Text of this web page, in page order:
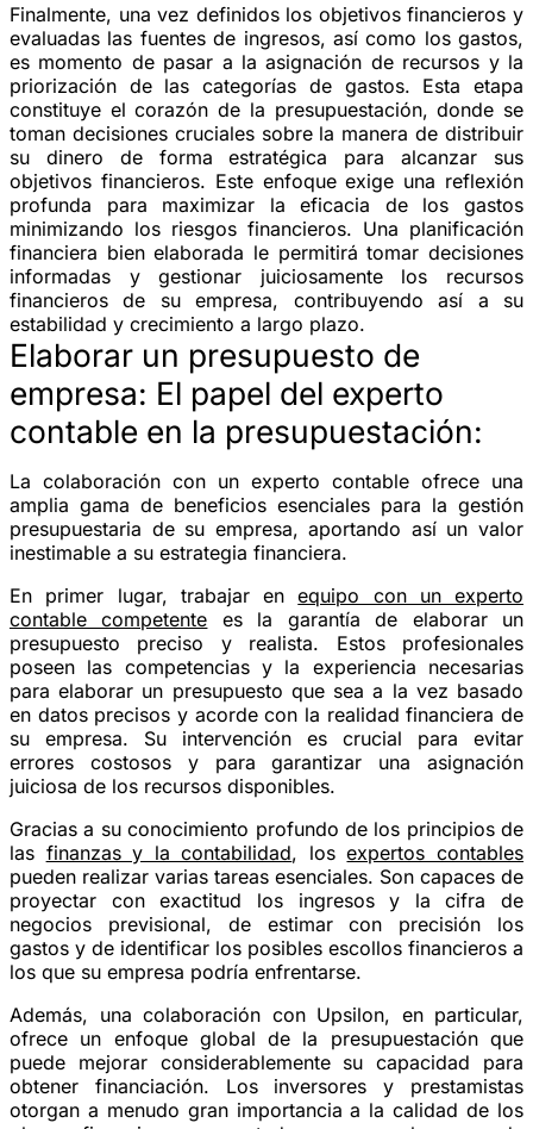
Finalmente, una vez definidos los objetivos financieros y
evaluadas las fuentes de ingresos, así como los gastos,
es momento de pasar a la asignación de recursos y la
priorización de las categorías de gastos. Esta etapa
constituye el corazón de la presupuestación, donde se
toman decisiones cruciales sobre la manera de distribuir
su dinero de forma estratégica para alcanzar sus
objetivos financieros. Este enfoque exige una reflexión
profunda para maximizar la eficacia de los gastos
minimizando los riesgos financieros. Una planificación
financiera bien elaborada le permitirá tomar decisiones
informadas y gestionar juiciosamente los recursos
financieros de su empresa, contribuyendo así a su
estabilidad y crecimiento a largo plazo.
Elaborar un presupuesto de
empresa: El papel del experto
contable en la presupuestación:
La colaboración con un experto contable ofrece una
amplia gama de beneficios esenciales para la gestión
presupuestaria de su empresa, aportando así un valor
inestimable a su estrategia financiera.
En primer lugar, trabajar enequipo con un experto
contable competente es la garantía de elaborar un
presupuesto preciso y realista. Estos profesionales
poseen las competencias y la experiencia necesarias
para elaborar un presupuesto que sea a la vez basado
en datos precisos y acorde con la realidad financiera de
su empresa. Su intervención es crucial para evitar
errores costosos y para garantizar una asignación
juiciosa de los recursos disponibles.
Gracias a su conocimiento profundo de los principios de
las finanzas y la contabilidad, losexpertos contables
pueden realizar varias tareas esenciales. Son capaces de
proyectar con exactitud los ingresos y la cifra de
negocios previsional, de estimar con precisión los
gastos y de identificar los posibles escollos financieros a
los que su empresa podría enfrentarse.
Además, una colaboración con Upsilon, en particular,
ofrece un enfoque global de la presupuestación que
puede mejorar considerablemente su capacidad para
obtener financiación. Los inversores y prestamistas
otorgan a menudo gran importancia a la calidad de los